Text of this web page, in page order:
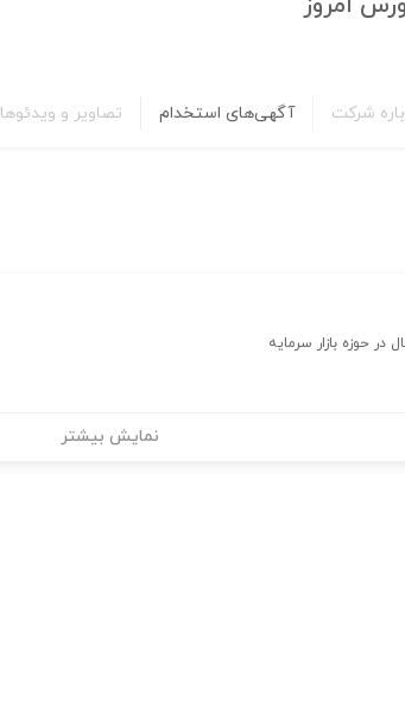
شرکت آگهی‌های استخدام تصاویر و ویدئوها
حوزه بازار سرمایه
نمایش بیشتر